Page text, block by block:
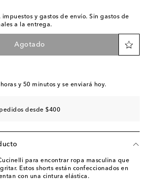
impuestos y gastos de envío. Sin gastos de
a la entrega.
Agotado
y 50 minutos y se enviará hoy.
desde $400
para encontrar ropa masculina que
Estos shorts están confeccionados en
con una cintura elástica.